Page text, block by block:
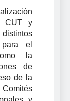
CUT y
para el
la
de
de la
y